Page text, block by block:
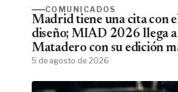
COMUNICADOS
Madrid tiene una cita con
diseño; MIAD 2026 llega a
Matadero con su edición
ambiciosa
5 de agosto de 2026